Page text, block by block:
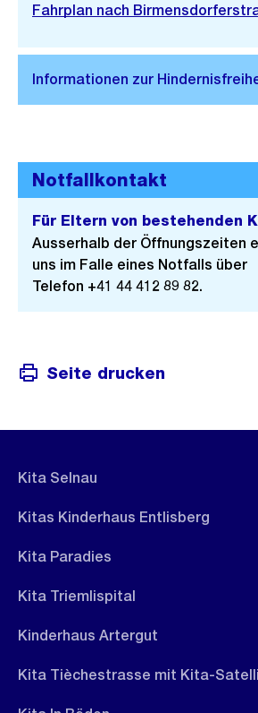
Externer
Fahrplan nach
Notfallkontakt
Für Eltern von bestehenden
Ausserhalb der Öffnungszeiten
uns im Falle eines Notfalls über
Telefon +41 44 412 89 82.
Seite drucken
Kita Selnau
Kitas Kinderhaus Entlisberg
Kita Paradies
Kita Triemlispital
Kinderhaus Artergut
Kita Tièchestrasse mit Kita-